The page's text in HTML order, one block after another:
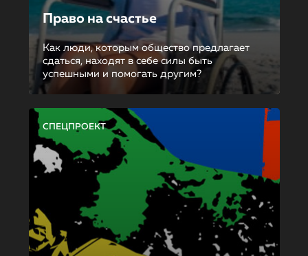
Право на счастье
Как люди, которым общество предлагает
сдаться, находят в себе силы быть
успешными и помогать другим?
СПЕЦПРОЕКТ